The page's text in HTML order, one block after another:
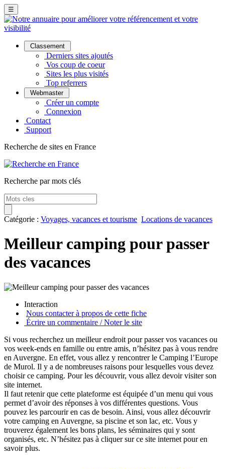
☰
Classement
Derniers sites ajoutés
Vos coup de coeur
Sites les plus visités
Top referrers
Webmaster
Créer un compte
Connexion
Contact
Support
Recherche de sites en France
Recherche par mots clés
Catégorie : Voyages, vacances et tourisme Locations de vacances
Meilleur camping pour passer
des vacances
Interaction
Nous contacter à propos de cette fiche
Écrire un commentaire / Noter le site
Si vous recherchez un meilleur endroit pour passer vos vacances ou
vos week-ends en famille ou entre amis, n’hésitez pas à vous rendre
en Auvergne. En effet, vous allez y rencontrer le Camping l’Europe
de Murol. Il y a de nombreuses raisons pour lesquelles vous devez
choisir ce camping. Pour les découvrir, vous allez devoir visiter son
site internet.
Il faut retenir que cette plateforme est équipée d’un menu qui vous
permet d’avoir des réponses à vos différentes questions. Vous
pouvez les parcourir en cas de besoin. Ainsi, vous allez découvrir
votre camping en Auvergne, sa piscine et son lac, etc. Vous y
trouverez également les bons plans, les séminaires qui y sont
organisés, etc. N’hésitez pas à cliquer sur ce site internet pour en
savoir plus.